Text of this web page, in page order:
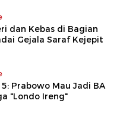
dan Kebas di Bagian
Gejala Saraf Kejepit
Prabowo Mau Jadi BA
"Londo Ireng"